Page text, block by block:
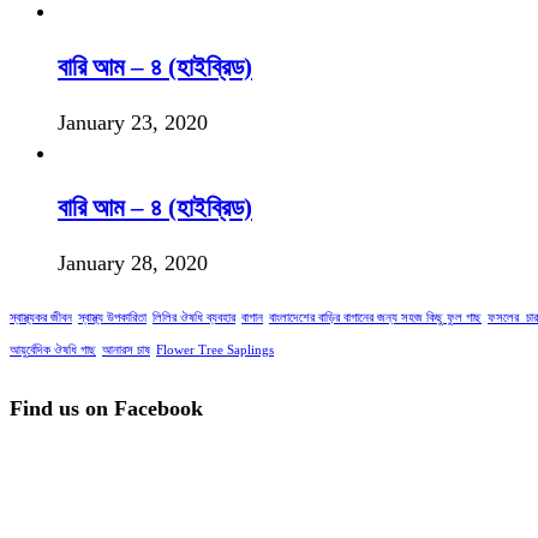
বারি আম – ৪ (হাইব্রিড)
January 23, 2020
বারি আম – ৪ (হাইব্রিড)
January 28, 2020
স্বাস্থ্যকর জীবন স্বাস্থ্য উপকারিতা লিলির ঔষধি ব্যবহার বাগান বাংলাদেশের বাড়ির বাগানের জন্য সহজ কিছু ফুল গাছ
আয়ুর্বেদিক ঔষধি গাছ আনারস চাষ Flower Tree Saplings
Find us on Facebook